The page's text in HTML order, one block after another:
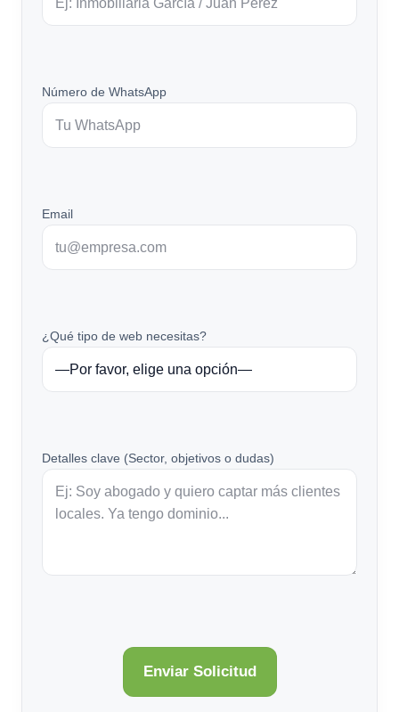
Número de WhatsApp
Email
¿Qué tipo de web necesitas?
Detalles clave (Sector, objetivos o dudas)